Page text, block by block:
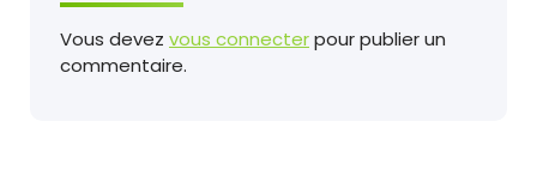
Vous devez vous connecterpour publier un
commentaire.